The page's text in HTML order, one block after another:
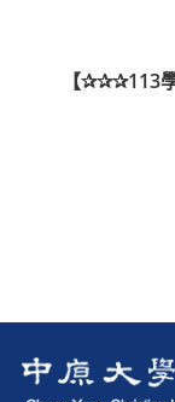
【✰✰✰113